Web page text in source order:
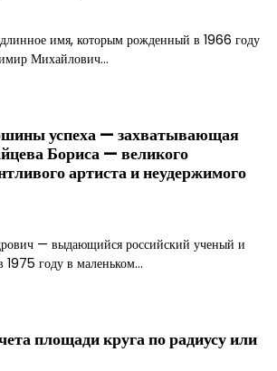
имя, которым рожденный в 1966 году
Михайлович…
успеха — захватывающая
Бориса — великого
артиста и неудержимого
— выдающийся российский ученый и
году в маленьком…
площади круга по радиусу или